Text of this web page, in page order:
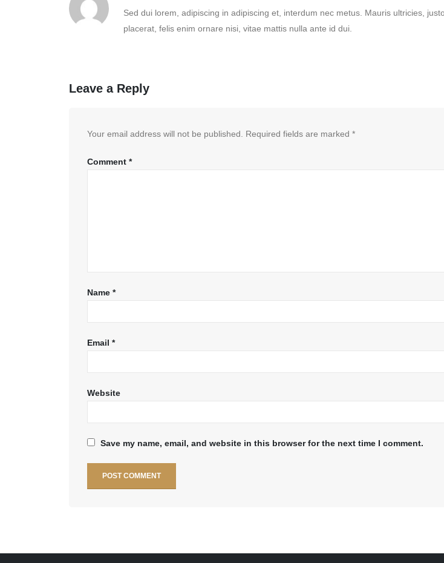
Sed dui lorem, adipiscing in adipiscing et, interdum nec metus. Mauris ultricies,
placerat, felis enim ornare nisi, vitae mattis nulla ante id dui.
Leave a Reply
Your email address will not be published. Required fields are marked *
Comment *
Name *
Email *
Website
Save my name, email, and website in this browser for the next time I comment.